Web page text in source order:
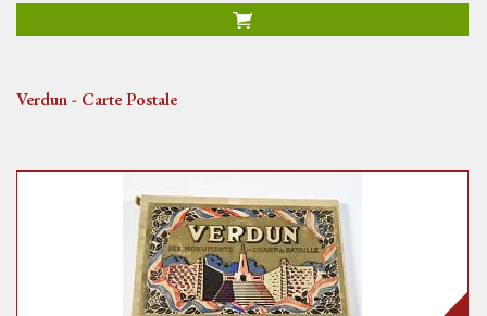
Verdun - Carte Postale